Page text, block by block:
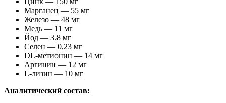
Марганец — 55 мг
Железо — 48 мг
Медь — 11 мг
Йод — 3.8 мг
Селен — 0,23 мг
DL-метионин — 14 мг
Аргинин — 12 мг
L-лизин — 10 мг
Аналитический состав: